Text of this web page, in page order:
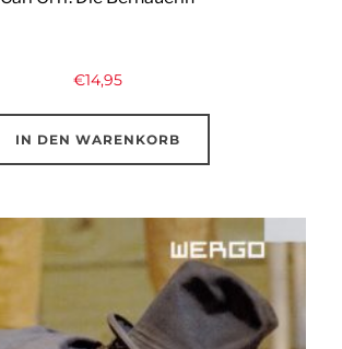
€14,95
IN DEN WARENKORB